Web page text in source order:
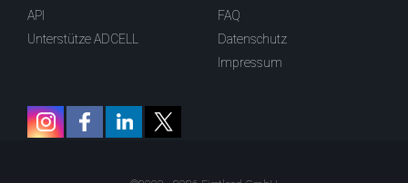
API
Unterstütze ADCELL
FAQ
Datenschutz
Impressum